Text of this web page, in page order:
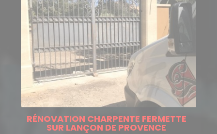
RÉNOVATION CHARPENTE FERMETTE
SUR LANÇON DE PROVENCE